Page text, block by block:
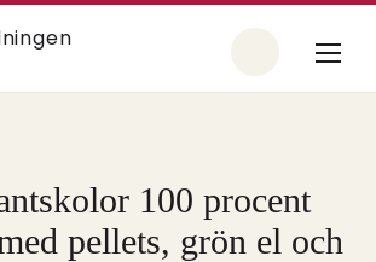
100 procent
pellets, grön el och